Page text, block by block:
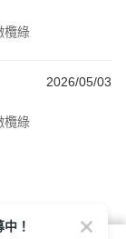
欖綠
2026/05/03
欖綠
！